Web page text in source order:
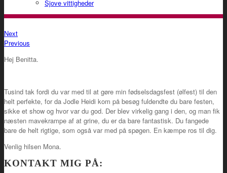
Sjove vittigheder
Next
Previous
Hej Benitta.
Tusind tak fordi du var med til at gøre min fødselsdagsfest (ølfest) til den
helt perfekte, for da Jodle Heidi kom på besøg fuldendte du bare festen,
sikke et show og hvor var du god. Der blev virkelig gang i den, og man fik
næsten mavekrampe af at grine, du er da bare fantastisk. Du fangede
bare de helt rigtige, som også var med på spøgen. En kæmpe ros til dig.
Venlig hilsen Mona.
KONTAKT MIG PÅ: